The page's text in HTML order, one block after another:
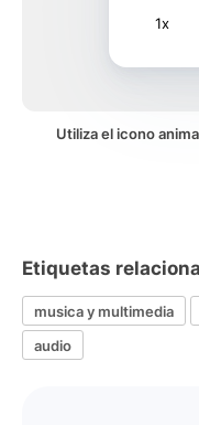
1x
Utiliza el icono
Etiquetas
musica y multimedia
audio